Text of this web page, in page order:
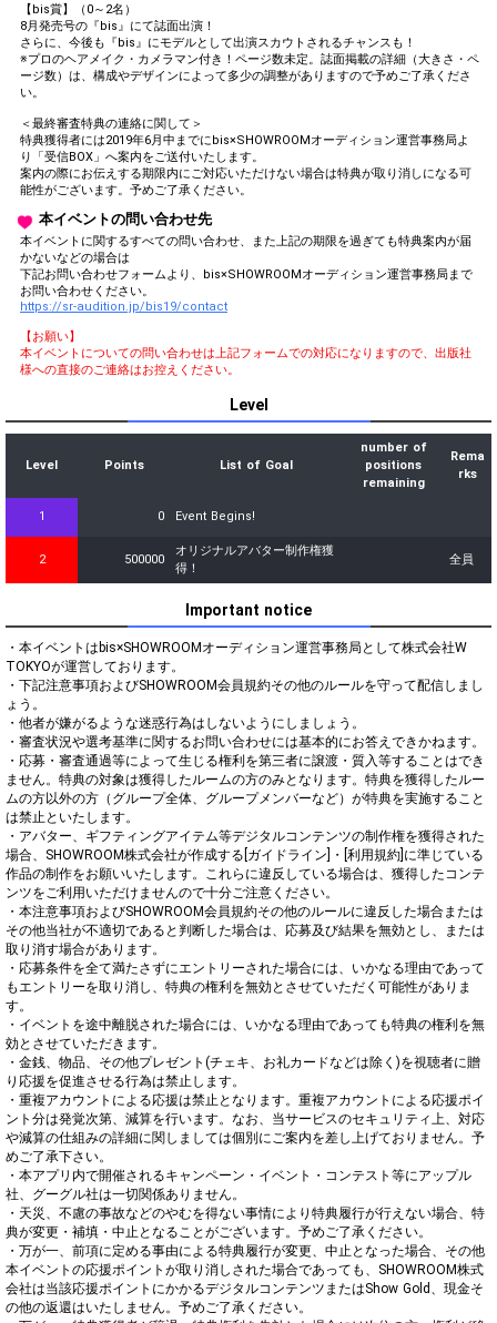
【bis賞】（0～2名）
8月発売号の『bis』にて誌面出演！
さらに、今後も『bis』にモデルとして出演スカウトされるチャンスも！
※プロのヘアメイク・カメラマン付き！ページ数未定。誌面掲載の詳細（大きさ・ペ
ージ数）は、構成やデザインによって多少の調整がありますので予めご了承くださ
い。
＜最終審査特典の連絡に関して＞
特典獲得者には2019年6月中までにbis×SHOWROOMオーディション運営事務局よ
り「受信BOX」へ案内をご送付いたします。
案内の際にお伝えする期限内にご対応いただけない場合は特典が取り消しになる可
能性がございます。予めご了承ください。
本イベントの問い合わせ先
本イベントに関するすべての問い合わせ、また上記の期限を過ぎても特典案内が届
かないなどの場合は
下記お問い合わせフォームより、bis×SHOWROOMオーディション運営事務局まで
お問い合わせください。
https://sr-audition.jp/bis19/contact
【お願い】
本イベントについての問い合わせは上記フォームでの対応になりますので、出版社
様への直接のご連絡はお控えください。
Level
Level Points List of Goal
number of
positions
remaining
Rema
rks
1 0 Event Begins!
2 500000
オリジナルアバター制作権獲
得！
全員
Important notice
・本イベントはbis×SHOWROOMオーディション運営事務局として株式会社W
TOKYOが運営しております。
・下記注意事項およびSHOWROOM会員規約その他のルールを守って配信しまし
ょう。
・他者が嫌がるような迷惑行為はしないようにしましょう。
・審査状況や選考基準に関するお問い合わせには基本的にお答えできかねます。
・応募・審査通過等によって生じる権利を第三者に譲渡・質入等することはでき
ません。特典の対象は獲得したルームの方のみとなります。特典を獲得したルー
ムの方以外の方（グループ全体、グループメンバーなど）が特典を実施すること
は禁止といたします。
・アバター、ギフティングアイテム等デジタルコンテンツの制作権を獲得された
場合、SHOWROOM株式会社が作成する[ガイドライン]・[利用規約]に準じている
作品の制作をお願いいたします。これらに違反している場合は、獲得したコンテ
ンツをご利用いただけませんので十分ご注意ください。
・本注意事項およびSHOWROOM会員規約その他のルールに違反した場合または
その他当社が不適切であると判断した場合は、応募及び結果を無効とし、または
取り消す場合があります。
・応募条件を全て満たさずにエントリーされた場合には、いかなる理由であって
もエントリーを取り消し、特典の権利を無効とさせていただく可能性がありま
す。
・イベントを途中離脱された場合には、いかなる理由であっても特典の権利を無
効とさせていただきます。
・金銭、物品、その他プレゼント(チェキ、お礼カードなどは除く)を視聴者に贈
り応援を促進させる行為は禁止します。
・重複アカウントによる応援は禁止となります。重複アカウントによる応援ポイ
ント分は発覚次第、減算を行います。なお、当サービスのセキュリティ上、対応
や減算の仕組みの詳細に関しましては個別にご案内を差し上げておりません。予
めご了承下さい。
・本アプリ内で開催されるキャンペーン・イベント・コンテスト等にアップル
社、グーグル社は一切関係ありません。
・天災、不慮の事故などのやむを得ない事情により特典履行が行えない場合、特
典が変更・補填・中止となることがございます。予めご了承ください。
・万が一、前項に定める事由による特典履行が変更、中止となった場合、その他
本イベントの応援ポイントが取り消しされた場合であっても、SHOWROOM株式
会社は当該応援ポイントにかかるデジタルコンテンツまたはShow Gold、現金そ
の他の返還はいたしません。予めご了承ください。